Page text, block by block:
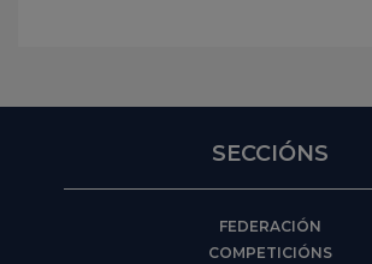
SECCIÓNS
FEDERACIÓN
COMPETICIÓNS